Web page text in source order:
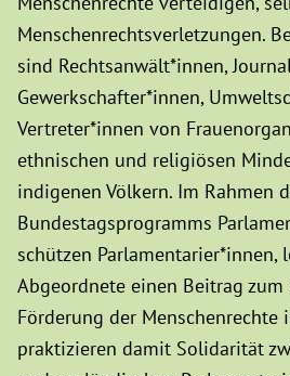
Menschenrechtsverletzungen.
sind Rechtsanwält*innen,
Gewerkschafter*innen,
Vertreter*innen von
ethnischen und religiösen
indigenen Völkern. Im Rahmen
Bundestagsprogramms
schützen Parlamentarier*innen,
Abgeordnete einen Beitrag zum
Förderung der Menschenrechte
praktizieren damit Solidarität